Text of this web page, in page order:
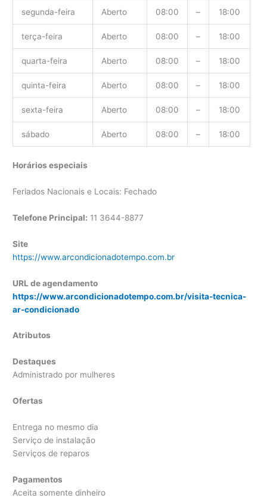
segunda-feira Aberto 08:00 – 18:00
terça-feira Aberto 08:00 – 18:00
quarta-feira Aberto 08:00 – 18:00
quinta-feira Aberto 08:00 – 18:00
sexta-feira Aberto 08:00 – 18:00
sábado Aberto 08:00 – 18:00
Horários especiais
Feriados Nacionais e Locais: Fechado
Telefone Principal: 11 3644-8877
Site
https://www.arcondicionadotempo.com.br
URL de agendamento
https://www.arcondicionadotempo.com.br/visita-tecnica-
ar-condicionado
Atributos
Destaques
Administrado por mulheres
Ofertas
Entrega no mesmo dia
Serviço de instalação
Serviços de reparos
Pagamentos
Aceita somente dinheiro